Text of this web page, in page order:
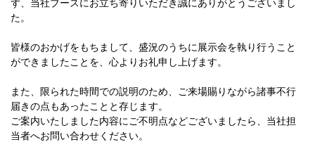
ず、当社ブースにお立ち寄りいただき誠にありがとうございまし
た。
皆様のおかげをもちまして、盛況のうちに展示会を執り行うこと
ができましたことを、心よりお礼申し上げます。
また、限られた時間での説明のため、ご来場賜りながら諸事不行
届きの点もあったことと存じます。
ご案内いたしました内容にご不明点などございましたら、当社担
当者へお問い合わせください。